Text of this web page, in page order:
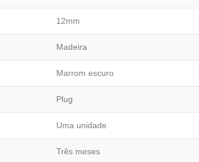
12mm
Madeira
Marrom escuro
Plug
Uma unidade
Três meses